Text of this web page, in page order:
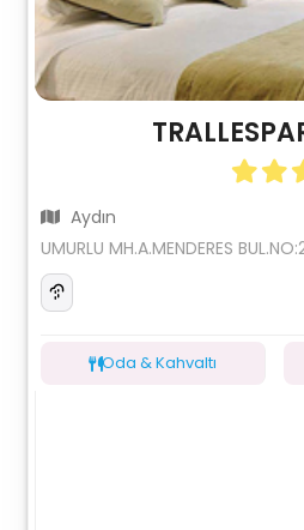
Aydın
UMURLU MH.A.MENDERES
Oda & Kahvaltı